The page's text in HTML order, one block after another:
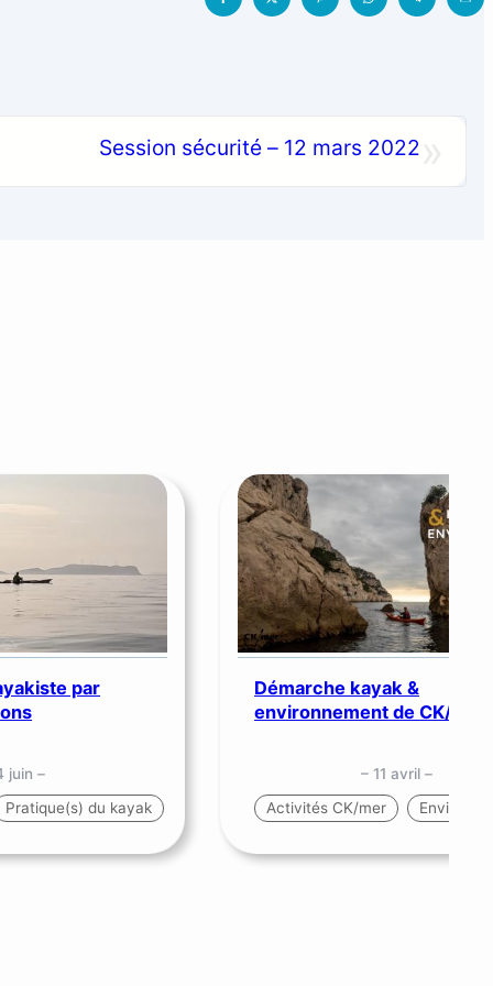
Session sécurité – 12 mars 2022
par
juin –
Pratique(s) du kayak
Démarche kayak &
environnement de CK/mer
– 11 avril –
Activités CK/mer